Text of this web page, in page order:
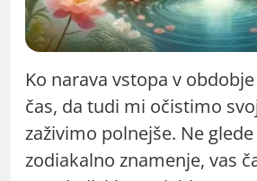
Ko narava vstopa v
čas, da tudi mi očistimo
zaživimo polnejše. Ne
zodiakalno znamenje, vas